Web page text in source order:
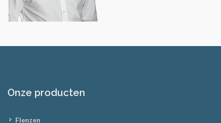
Onze producten
Flenzen